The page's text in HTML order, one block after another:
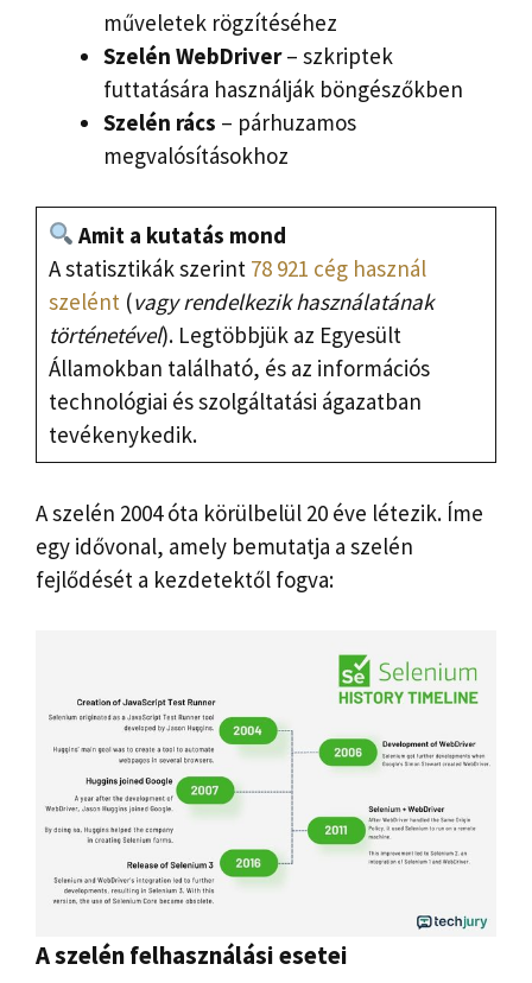
műveletek rögzítéséhez
Szelén WebDriver– szkriptek
futtatására használják böngészőkben
Szelén rács – párhuzamos
megvalósításokhoz
Amit a kutatás mond
A statisztikák szerint 78 921 cég használ
szelént (vagy rendelkezik használatának
történetével). Legtöbbjük az Egyesült
Államokban található, és az információs
technológiai és szolgáltatási ágazatban
tevékenykedik.
A szelén 2004 óta körülbelül 20 éve létezik. Íme
egy idővonal, amely bemutatja a szelén
fejlődését a kezdetektől fogva:
A szelén felhasználási esetei